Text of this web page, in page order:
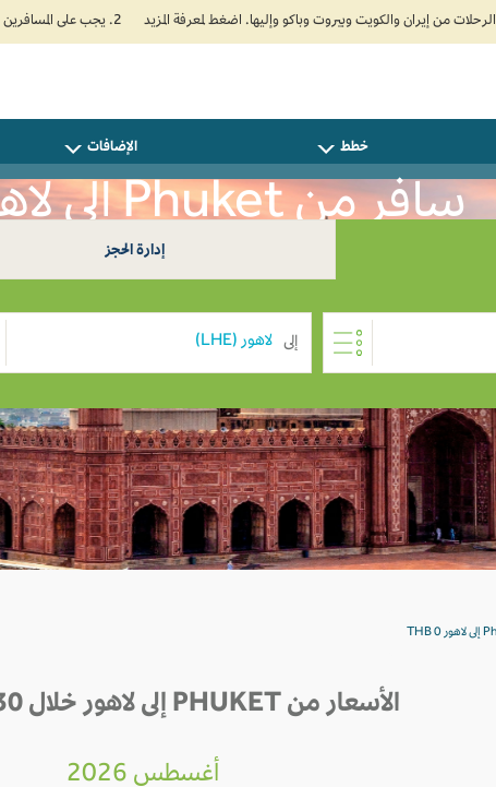
2. يجب على المسافرين المتجهين إلى الهند تعبئة نموذج الإقرار الصحي الذاتي (Air Suvidha) الإلزامي قبل موعد الوصول بـ 24 ساعة على الأقل. اضغط هنا للدخول إلى بوابة Air Suvidha.
خطط الإضافات
سافر من Phuket إلى لاهور THB 0
إدارة الحجز
إلى
الأسعار من PHUKET إلى لاهور خلال 30 يوم القادمة
أغسطس 2026